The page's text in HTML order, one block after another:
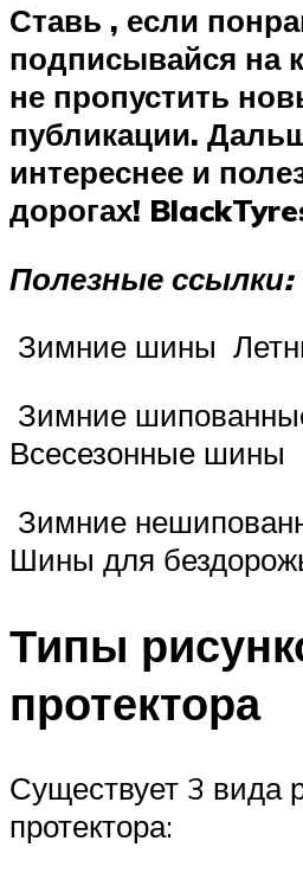
Ставь , если
подписывайся на
не пропустить
публикации.
интереснее и
дорогах!
Полезные ссылки:
Зимние шины
Зимние
Всесезонные шины
Зимние
Шины для
Типы
протектора
Существует 3 вида
протектора: